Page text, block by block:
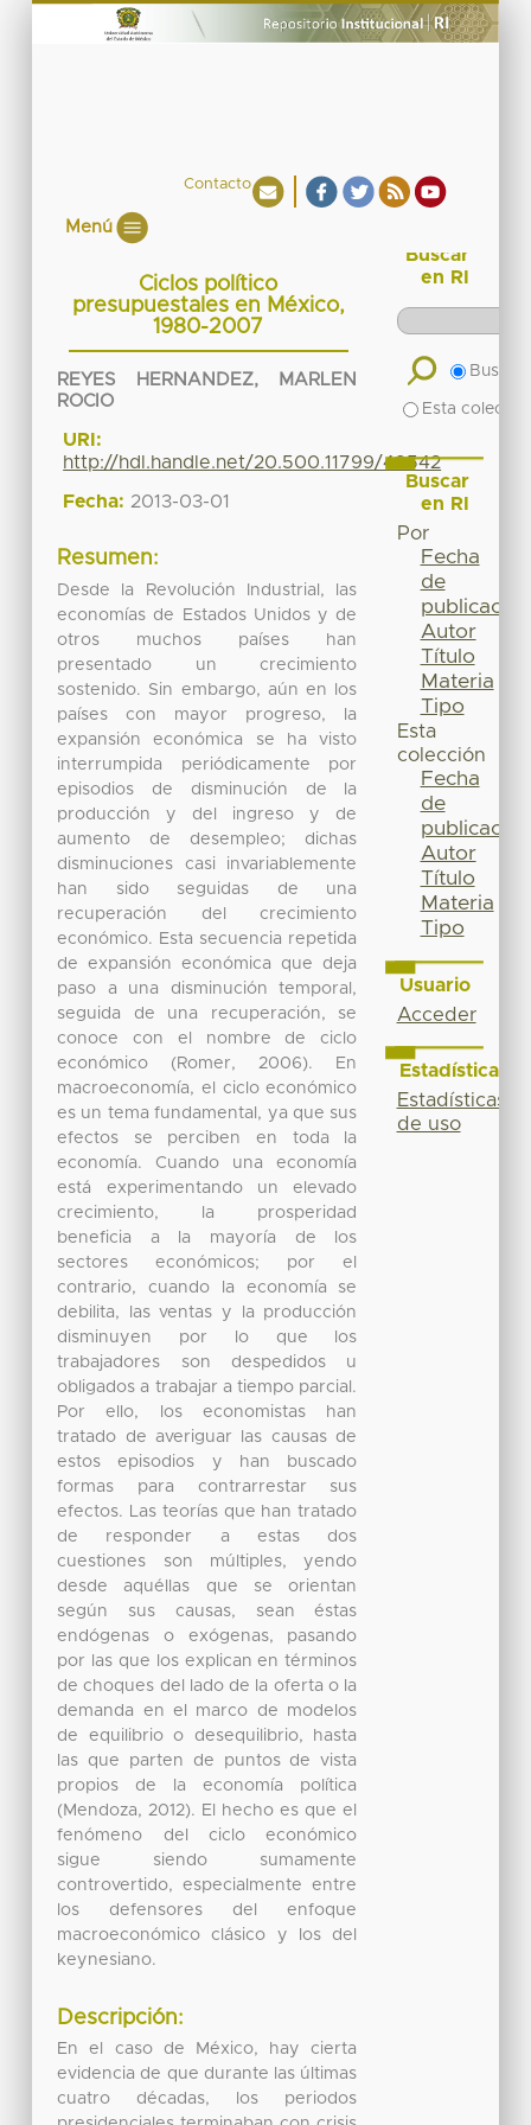
Contacto
Menú
Ciclos político
presupuestales en México,
1980-2007
REYES HERNANDEZ, MARLEN
ROCIO
URI:
http://hdl.handle.net/20.500.11799/49542
Fecha: 2013-03-01
Resumen:
Desde la Revolución Industrial, las
economías de Estados Unidos y de
otros muchos países han
presentado un crecimiento
sostenido. Sin embargo, aún en los
países con mayor progreso, la
expansión económica se ha visto
interrumpida periódicamente por
episodios de disminución de la
producción y del ingreso y de
aumento de desempleo; dichas
disminuciones casi invariablemente
han sido seguidas de una
recuperación del crecimiento
económico. Esta secuencia repetida
de expansión económica que deja
paso a una disminución temporal,
seguida de una recuperación, se
conoce con el nombre de ciclo
económico (Romer, 2006). En
macroeconomía, el ciclo económico
es un tema fundamental, ya que sus
efectos se perciben en toda la
economía. Cuando una economía
está experimentando un elevado
crecimiento, la prosperidad
beneficia a la mayoría de los
sectores económicos; por el
contrario, cuando la economía se
debilita, las ventas y la producción
disminuyen por lo que los
trabajadores son despedidos u
obligados a trabajar a tiempo parcial.
Por ello, los economistas han
tratado de averiguar las causas de
estos episodios y han buscado
formas para contrarrestar sus
efectos. Las teorías que han tratado
de responder a estas dos
cuestiones son múltiples, yendo
desde aquéllas que se orientan
según sus causas, sean éstas
endógenas o exógenas, pasando
por las que los explican en términos
de choques del lado de la oferta o la
demanda en el marco de modelos
de equilibrio o desequilibrio, hasta
las que parten de puntos de vista
propios de la economía política
(Mendoza, 2012). El hecho es que el
fenómeno del ciclo económico
sigue siendo sumamente
controvertido, especialmente entre
los defensores del enfoque
macroeconómico clásico y los del
keynesiano.
Descripción:
En el caso de México, hay cierta
evidencia de que durante las últimas
cuatro décadas, los periodos
Buscar
en RI
Buscar
Esta
Buscar
en RI
Por
Fecha
de
publicación
Autor
Título
Materia
Tipo
Esta
colección
Fecha
de
publicación
Autor
Título
Materia
Tipo
Usuario
Acceder
Estadísticas
Estadísticas
de uso